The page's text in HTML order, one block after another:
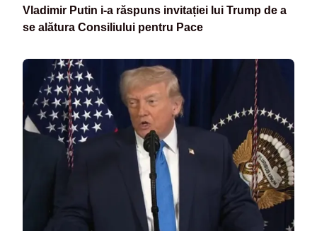
Vladimir Putin i-a răspuns invitației lui Trump de a
se alătura Consiliului pentru Pace